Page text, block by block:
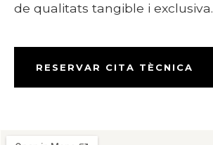
de qualitats tangible i exclusiva.
RESERVAR CITA TÈCNICA